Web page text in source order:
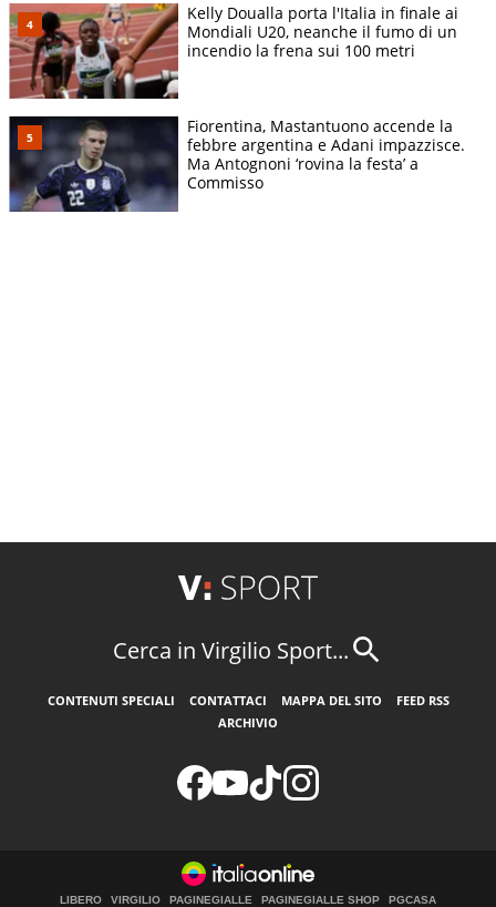
Kelly Doualla porta l'Italia in finale ai
Mondiali U20, neanche il fumo di un
incendio la frena sui 100 metri
Fiorentina, Mastantuono accende la
febbre argentina e Adani impazzisce.
Ma Antognoni ‘rovina la festa’ a
Commisso
Cerca in Virgilio Sport...
CONTENUTI SPECIALI CONTATTACI MAPPA DEL SITO
FEED RSS
ARCHIVIO
LIBERO VIRGILIO PAGINEGIALLE PAGINEGIALLE SHOP PGCASA